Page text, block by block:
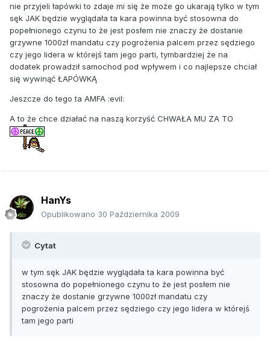
nie przyjeli łapówki to zdaje mi się że może go ukarają tylko w tym
sęk JAK będzie wyglądała ta kara powinna być stosowna do
popełnionego czynu to że jest posłem nie znaczy że dostanie
grzywne 1000zł mandatu czy pogrożenia palcem przez sędziego
czy jego lidera w którejś tam jego parti, tymbardziej że na
dodatek prowadził samochod pod wpływem i co najlepsze chciał
się wywinąć ŁAPÓWKĄ
Jeszcze do tego ta AMFA :evil:
A to że chce działać na naszą korzyść CHWAŁA MU ZA TO
HanYs
Opublikowano 30 Października 2009
Cytat
w tym sęk JAK będzie wyglądała ta kara powinna być
stosowna do popełnionego czynu to że jest posłem nie
znaczy że dostanie grzywne 1000zł mandatu czy
pogrożenia palcem przez sędziego czy jego lidera w którejś
tam jego parti